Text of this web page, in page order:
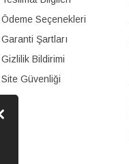
Ödeme Seçenekleri
Garanti Şartları
Gizlilik Bildirimi
Site Güvenliği